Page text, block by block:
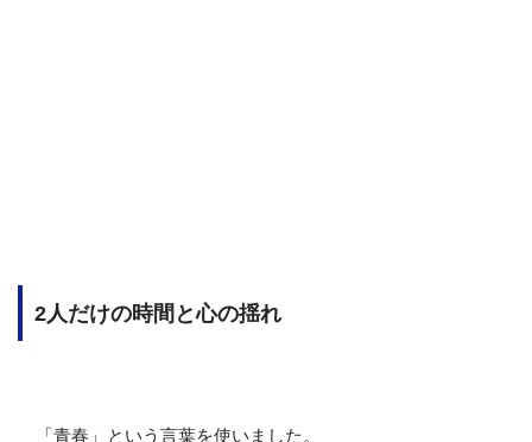
2人だけの時間と心の揺れ
「青春」という言葉を使いました。